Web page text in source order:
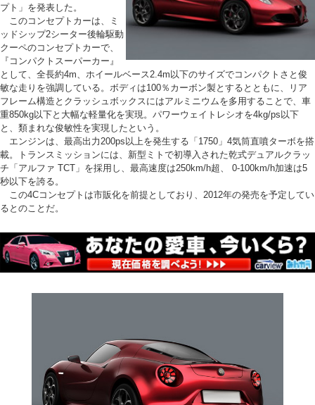
プト」を発表した。
このコンセプトカーは、ミ
ッドシップ2シーター後輪駆動
クーペのコンセプトカーで、
『コンパクトスーパーカー』
として、全長約4m、ホイールベース2.4m以下のサイズでコンパクトさと俊
敏な走りを強調している。ボディは100％カーボン製とするとともに、リア
フレーム構造とクラッシュボックスにはアルミニウムを多用することで、車
重850kg以下と大幅な軽量化を実現。パワーウェイトレシオを4kg/ps以下
と、類まれな俊敏性を実現したという。
エンジンは、最高出力200ps以上を発生する「1750」4気筒直噴ターボを搭
載。トランスミッションには、新型ミトで初導入された乾式デュアルクラッ
チ「アルファ TCT」を採用し、最高速度は250km/h超、 0-100km/h加速は5
秒以下を誇る。
この4Cコンセプトは市販化を前提としており、2012年の発売を予定してい
るとのことだ。